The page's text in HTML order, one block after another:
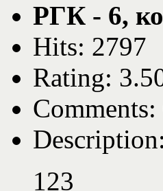
РГК - 6,
Hits: 2797
Rating:
Comments:
Description:
123